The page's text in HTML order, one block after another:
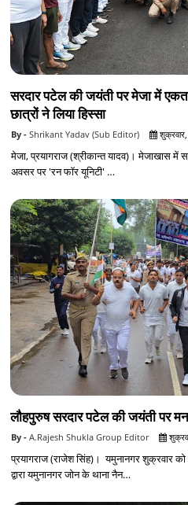
सरदार पटेल की जयंती पर मेजा में
छात्रों ने लिया हिस्सा
Shrikant Yadav (Sub Editor)
मेजा, प्रयागराज (श्रीकान्त यादव)। मेजाखास में
अवसर पर 'रन फॉर यूनिटी' …
लौहपुरुष सरदार पटेल की जयंती पर
A.Rajesh Shukla Group Editor
प्रयागराज (राजेश सिंह)। यमुनानगर शुक्रवार
द्वारा यमुनानगर जोन के थाना नैन…